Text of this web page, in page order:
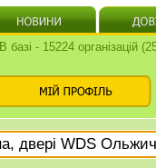
В базі - 15224 організацій